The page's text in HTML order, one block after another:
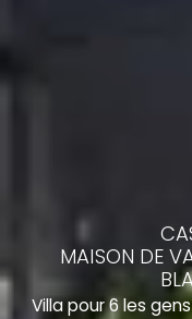
MAISON DE
Villa pour 6 les